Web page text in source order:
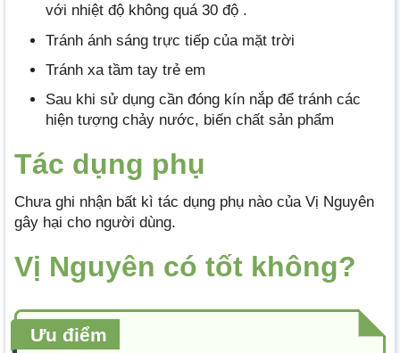
với nhiệt độ không quá 30 độ .
Tránh ánh sáng trực tiếp của mặt trời
Tránh xa tầm tay trẻ em
Sau khi sử dụng cần đóng kín nắp để tránh các
hiện tượng chảy nước, biến chất sản phẩm
Tác dụng phụ
Chưa ghi nhận bất kì tác dụng phụ nào của Vị Nguyên
gây hại cho người dùng.
Vị Nguyên có tốt không?
Ưu điểm